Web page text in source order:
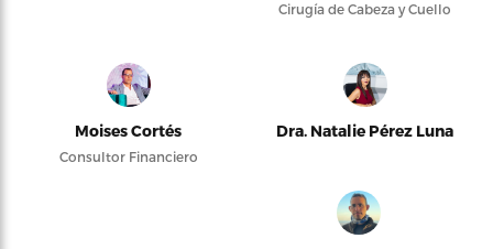
Cirugía de Cabeza y Cuello
Moises Cortés
Consultor Financiero
Dra. Natalie Pérez Luna